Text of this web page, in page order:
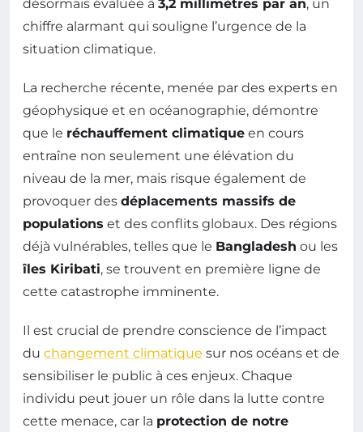
désormais évaluée à 3,2 millimètres par an, un
chiffre alarmant qui souligne l’urgence de la
situation climatique.
La recherche récente, menée par des experts en
géophysique et en océanographie, démontre
que le réchauffement climatique en cours
entraîne non seulement une élévation du
niveau de la mer, mais risque également de
provoquer des déplacements massifs de
populations et des conflits globaux. Des régions
déjà vulnérables, telles que le Bangladesh ou les
îles Kiribati, se trouvent en première ligne de
cette catastrophe imminente.
Il est crucial de prendre conscience de l’impact
du changement climatique sur nos océans et de
sensibiliser le public à ces enjeux. Chaque
individu peut jouer un rôle dans la lutte contre
cette menace, car la protection de notre